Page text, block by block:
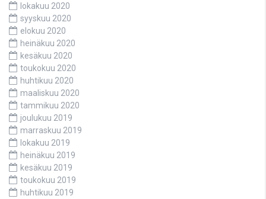
lokakuu 2020
syyskuu 2020
elokuu 2020
heinäkuu 2020
kesäkuu 2020
toukokuu 2020
huhtikuu 2020
maaliskuu 2020
tammikuu 2020
joulukuu 2019
marraskuu 2019
lokakuu 2019
heinäkuu 2019
kesäkuu 2019
toukokuu 2019
huhtikuu 2019